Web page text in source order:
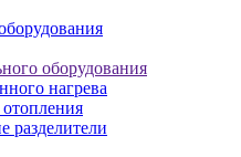
оборудования
нагрева
разделители